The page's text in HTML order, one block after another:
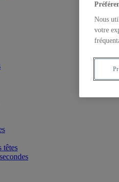
têtes
Nous
votre